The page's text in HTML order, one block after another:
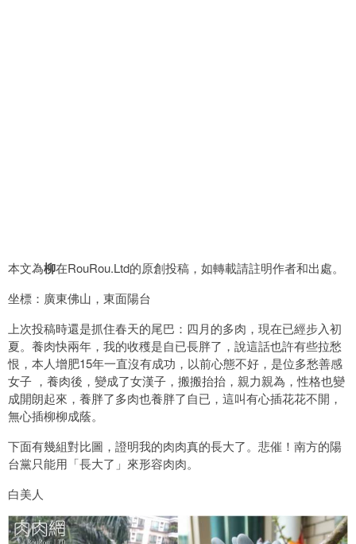
本文為柳在RouRou.Ltd的原創投稿，如轉載請註明作者和出處。
坐標：廣東佛山，東面陽台
上次投稿時還是抓住春天的尾巴：四月的多肉，現在已經步入初
夏。養肉快兩年，我的收穫是自已長胖了，說這話也許有些拉愁
恨，本人增肥15年一直沒有成功，以前心態不好，是位多愁善感
女子 ，養肉後，變成了女漢子，搬搬抬抬，親力親為，性格也變
成開朗起來，養胖了多肉也養胖了自已，這叫有心插花花不開，
無心插柳柳成蔭。
下面有幾組對比圖，證明我的肉肉真的長大了。悲催！南方的陽
台黨只能用「長大了」來形容肉肉。
白美人